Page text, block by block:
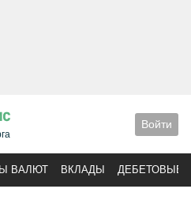
Войти
ВАЛЮТ ВКЛАДЫ ДЕБЕТОВЫЕ